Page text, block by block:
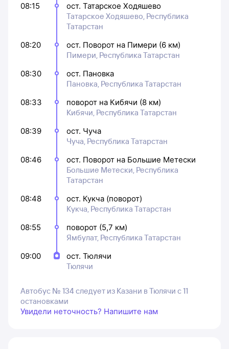
08:15
ост. Татарское Ходяшево
Татарское Ходяшево, Республика
Татарстан
08:20
ост. Поворот на Пимери (6 км)
Пимери, Республика Татарстан
08:30
ост. Пановка
Пановка, Республика Татарстан
08:33
поворот на Кибячи (8 км)
Кибячи, Республика Татарстан
08:39
ост. Чуча
Чуча, Республика Татарстан
08:46
ост. Поворот на Большие Метески
Большие Метески, Республика
Татарстан
08:48
ост. Кукча (поворот)
Кукча, Республика Татарстан
08:55
поворот (5,7 км)
Ямбулат, Республика Татарстан
09:00
ост. Тюлячи
Тюлячи
Автобус № 134 следует из Казани в Тюлячи с 11
остановками
Увидели неточность? Напишите нам